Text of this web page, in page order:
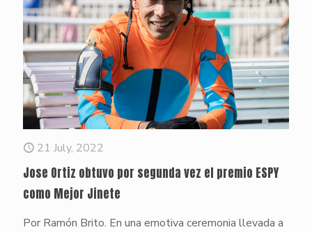
21 July, 2022
Jose Ortiz obtuvo por segunda vez el premio ESPY
como Mejor Jinete
Por Ramón Brito. En una emotiva ceremonia llevada a